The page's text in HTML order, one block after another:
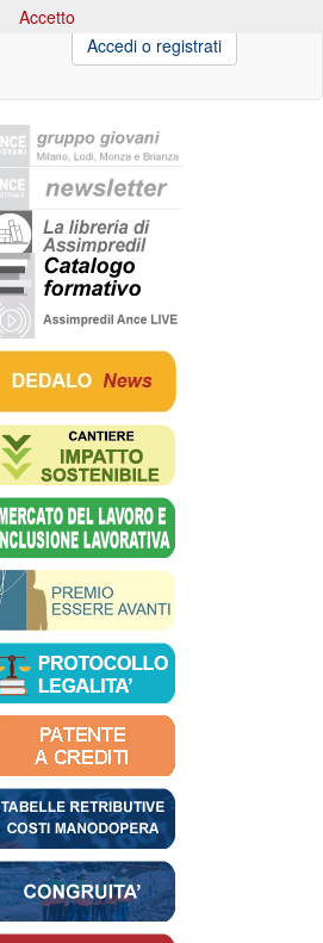
Accedi o registrati
Accetto